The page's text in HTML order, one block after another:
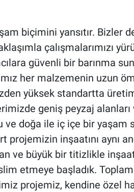
biçimini yansıtır. Bizler
çalışmalarımızı
güvenli bir barınma
her malzemenin uzun
yüksek standartta
geniş peyzaj alanları
doğa ile iç içe bir yaşam
projemizin inşaatını aynı
ve büyük bir titizlikle
etmeye başladık.
projemiz, kendine özel